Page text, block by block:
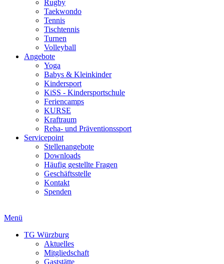
Rugby
Taekwondo
Tennis
Tischtennis
Turnen
Volleyball
Angebote
Yoga
Babys & Kleinkinder
Kindersport
KiSS - Kindersportschule
Feriencamps
KURSE
Kraftraum
Reha- und Präventionssport
Servicepoint
Stellenangebote
Downloads
Häufig gestellte Fragen
Geschäftsstelle
Kontakt
Spenden
Menü
TG Würzburg
Aktuelles
Mitgliedschaft
Gaststätte